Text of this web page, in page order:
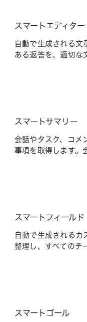
スマートエディター
自動で生成される文
ある返答を、適切な
スマートサマリー
会話やタスク、コメ
事項を取得します。
スマートフィールド
自動で生成されるカ
整理し、すべてのチ
スマートゴール